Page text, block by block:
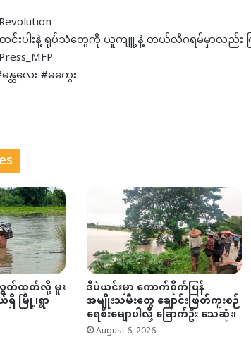
ောင်းပါးနဲ့ ရုပ်သံတွေကို ယူကျူ့နဲ့ တယ်လီဂရမ်မှာလည်း
တလေး #မကွေး
တ်ထုတ်လို့ မူး
ရှိ မြို့၊ရွာ
ဒီပဲယင်းမှာ ကောက်စိုက်ပြန်
အမျိုးသမီးတွေ ချောင်းဖြတ်ကူးစဉ်
ရေစီးမျောပါလို့ ခြောက်ဦး သေဆုံး၊
August 6, 2026